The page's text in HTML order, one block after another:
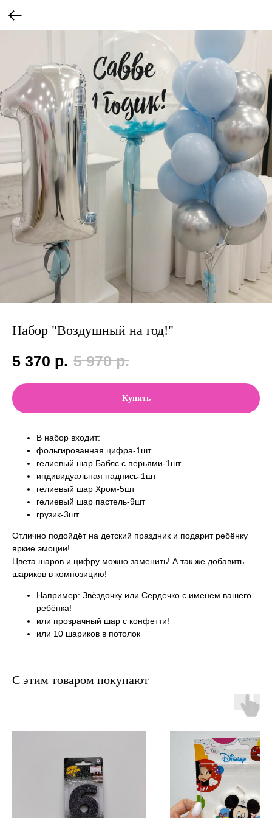
Набор "Воздушный на год!"
5 370 р. 5 970 р.
Купить
В набор входит:
фольгированная цифра-1шт
гелиевый шар Баблс с перьями-1шт
индивидуальная надпись-1шт
гелиевый шар Хром-5шт
гелиевый шар пастель-9шт
грузик-3шт
Отлично подойдёт на детский праздник и подарит ребёнку
яркие эмоции!
Цвета шаров и цифру можно заменить! А так же добавить
шариков в композицию!
Например: Звёздочку или Сердечко с именем вашего
ребёнка!
или прозрачный шар с конфетти!
или 10 шариков в потолок
С этим товаром покупают